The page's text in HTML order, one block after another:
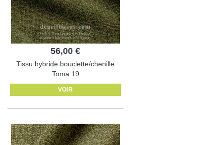
56,00 €
Tissu hybride bouclette/chenille
Toma 19
VOIR